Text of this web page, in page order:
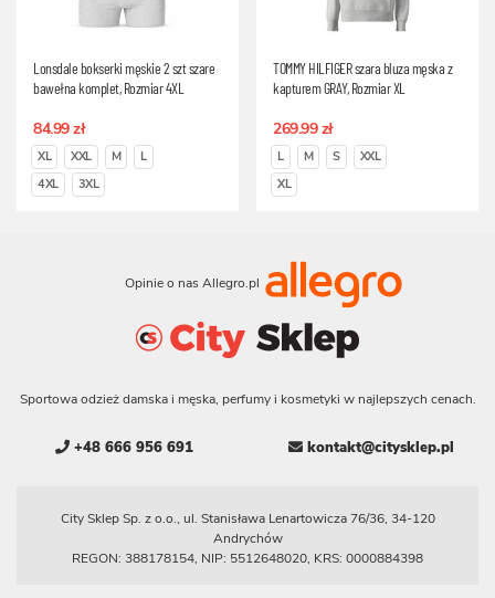
Lonsdale bokserki męskie 2 szt szare
bawełna komplet, Rozmiar 4XL
84.99 zł
XL XXL M
L
4XL
3XL
TOMMY HILFIGER szara bluza męska z
kapturem GRAY, Rozmiar XL
269.99 zł
L M S
XXL
XL
Opinie o nas Allegro.pl
Sportowa odzież damska i męska, perfumy i kosmetyki w najlepszych cenach.
+48 666 956 691 kontakt@citysklep.pl
City Sklep Sp. z o.o., ul. Stanisława Lenartowicza 76/36, 34-120
Andrychów
REGON: 388178154, NIP: 5512648020, KRS: 0000884398